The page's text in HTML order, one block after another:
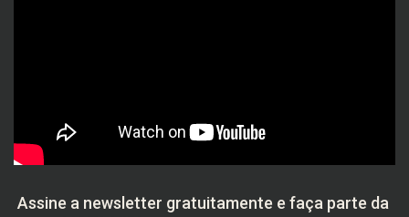
Assine a newsletter gratuitamente e faça parte da